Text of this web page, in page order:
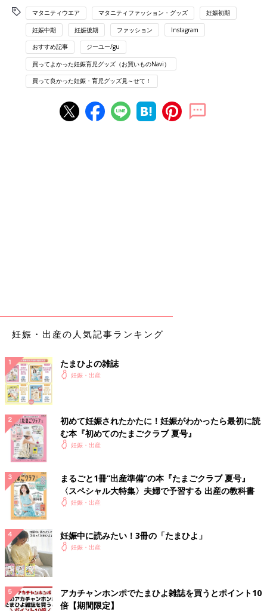
マタニティウエア マタニティファッション・グッズ 妊娠初期
妊娠中期 妊娠後期 ファッション Instagram
おすすめ記事 ジーユー/gu
買ってよかった妊娠育児グッズ（お買いものNavi）
買って良かった妊娠・育児グッズ見～せて！
妊娠・出産の人気記事ランキング
たまひよの雑誌
妊娠・出産
初めて妊娠されたかたに！妊娠がわかったら最初に読
む本『初めてのたまごクラブ 夏号』
妊娠・出産
まるごと1冊“出産準備”の本『たまごクラブ 夏号』
〈スペシャル大特集〉夫婦で予習する 出産の教科書
妊娠・出産
妊娠中に読みたい！3冊の「たまひよ」
妊娠・出産
アカチャンホンポでたまひよ雑誌を買うとポイント10
倍【期間限定】